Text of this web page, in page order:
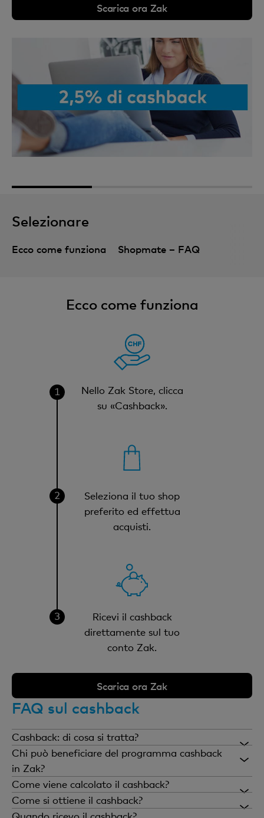
Scarica ora Zak
1
Selezionare
Ecco come funziona Shopmate – FAQ
Ecco come funziona
Nello Zak Store, clicca
su «Cashback».
Seleziona il tuo shop
preferito ed effettua
acquisti.
Ricevi il cashback
direttamente sul tuo
conto Zak.
Scarica ora Zak
FAQ sul cashback
Cashback: di cosa si tratta?
«Cashback» è un termine inglese che può essere
tradotto con «soldi indietro». Ciò significa che gli
utenti ricevono indietro una parte dell'importo
dell'ordine effettuato in uno shop online. Per
proporti il cashback collaboriamo con shopmate.
Chi può beneficiare del programma cashback
in Zak?
Come viene calcolato il cashback?
Esistono due tipi di cashback: quello in percentuale
e quello con importo fisso. Il primo si riferisce
Come si ottiene il cashback?
Nello Zak Store, clicca su «Cashback» e segui le